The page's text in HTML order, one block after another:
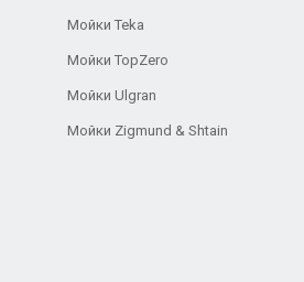
Мойки Teka
Мойки TopZero
Мойки Ulgran
Мойки Zigmund & Shtain